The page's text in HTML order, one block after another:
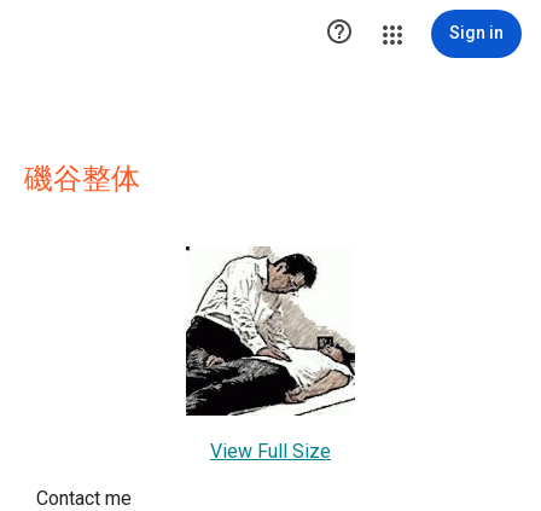
 Sign in
磯谷整体
View Full Size
Contact me